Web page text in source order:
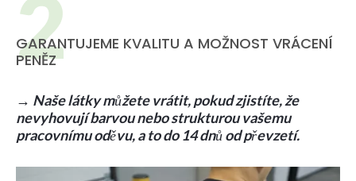
GARANTUJEME KVALITU A MOŽNOST VRÁCENÍ
PENĚZ
→ Naše látky můžete vrátit, pokud zjistíte, že
nevyhovují barvou nebo strukturou vašemu
pracovnímu oděvu, a to do 14 dnů od převzetí.